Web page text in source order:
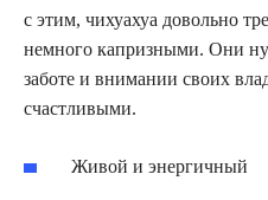
с этим, чихуахуа довольно
немного капризными. Они
заботе и внимании своих
счастливыми.
Живой и энергичный